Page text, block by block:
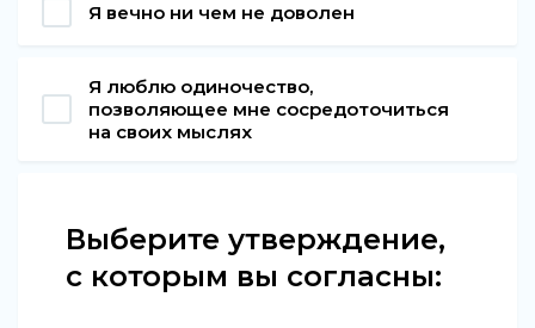
Я вечно ни чем не доволен
Я люблю одиночество,
позволяющее мне сосредоточиться
на своих мыслях
Выберите утверждение,
с которым вы согласны: